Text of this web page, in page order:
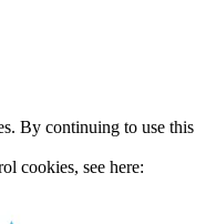
By continuing to use this
cookies, see here: